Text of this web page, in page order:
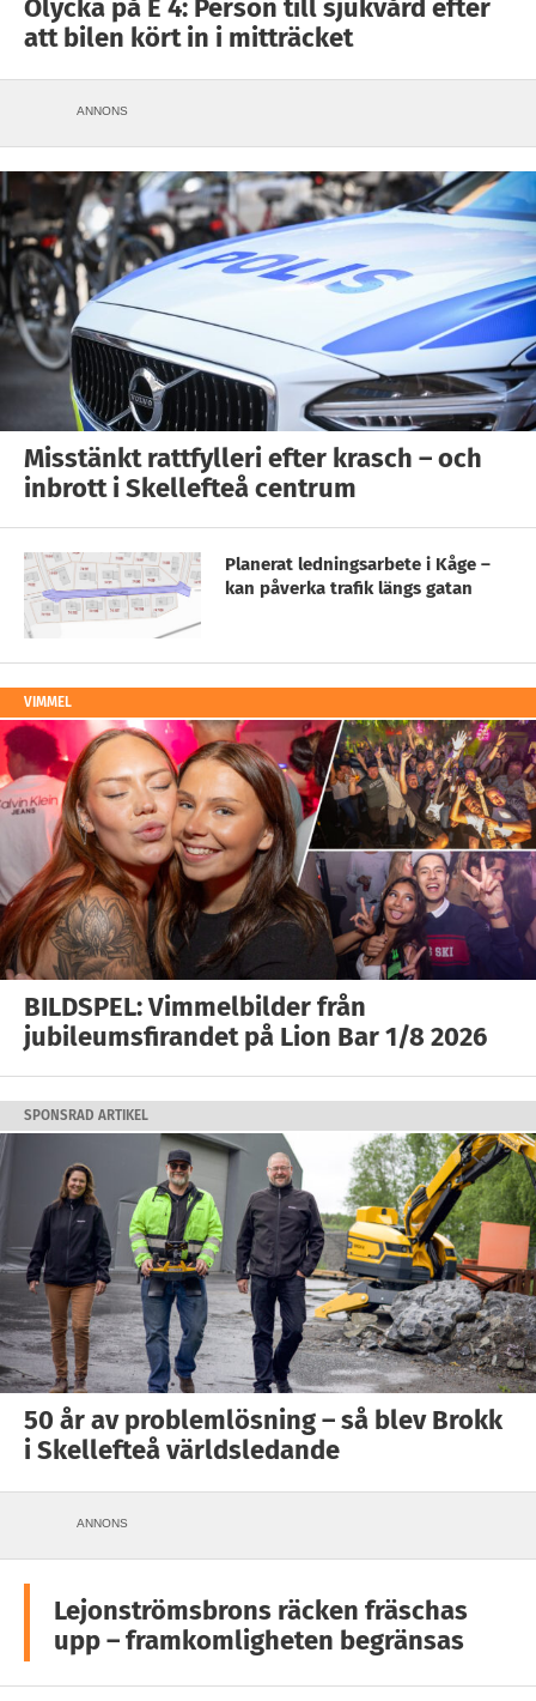
Olycka på E 4: Person till sjukvård efter
att bilen kört in i mitträcket
ANNONS
Misstänkt rattfylleri efter krasch – och
inbrott i Skellefteå centrum
Planerat ledningsarbete i Kåge –
kan påverka trafik längs gatan
VIMMEL
BILDSPEL: Vimmelbilder från
jubileumsfirandet på Lion Bar 1/8 2026
SPONSRAD ARTIKEL
50 år av problemlösning – så blev Brokk
i Skellefteå världsledande
ANNONS
Lejonströmsbrons räcken fräschas
upp – framkomligheten begränsas